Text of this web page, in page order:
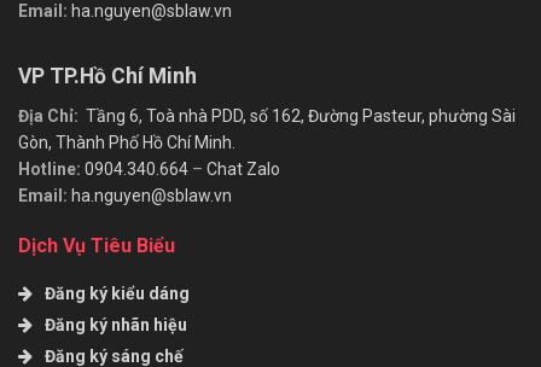
Email: ha.nguyen@sblaw.vn
VP TP.Hồ Chí Minh
Địa Chỉ: Tầng 6, Toà nhà PDD, số 162, Đường Pasteur, phường Sài
Gòn, Thành Phố Hồ Chí Minh.
Hotline: 0904.340.664 – Chat Zalo
Email: ha.nguyen@sblaw.vn
Dịch Vụ Tiêu Biểu
Đăng ký kiểu dáng
Đăng ký nhãn hiệu
Đăng ký sáng chế